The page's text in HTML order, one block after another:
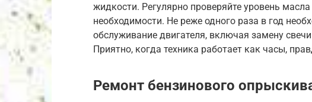
жидкости. Регулярно проверяйте уровень
необходимости. Не реже одного раза в год
обслуживание двигателя, включая замену
Приятно, когда техника работает как часы,
Ремонт бензинового